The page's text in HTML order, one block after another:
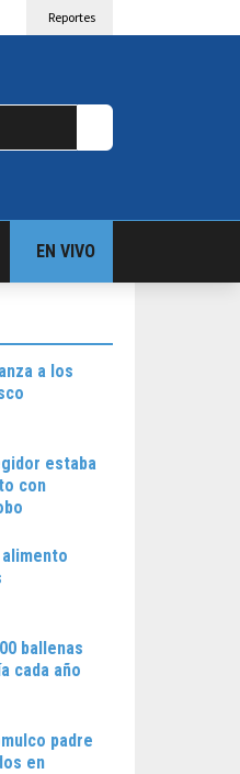
Reportes
GUADALAJARA FOLLOW
EN VIVO
a los
estaba
con
alimento
ballenas
cada año
padre
en